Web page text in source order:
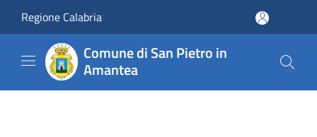
Regione Calabria
Comune di San Pietro in
Amantea